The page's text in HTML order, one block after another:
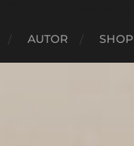
AUTOR SHOP